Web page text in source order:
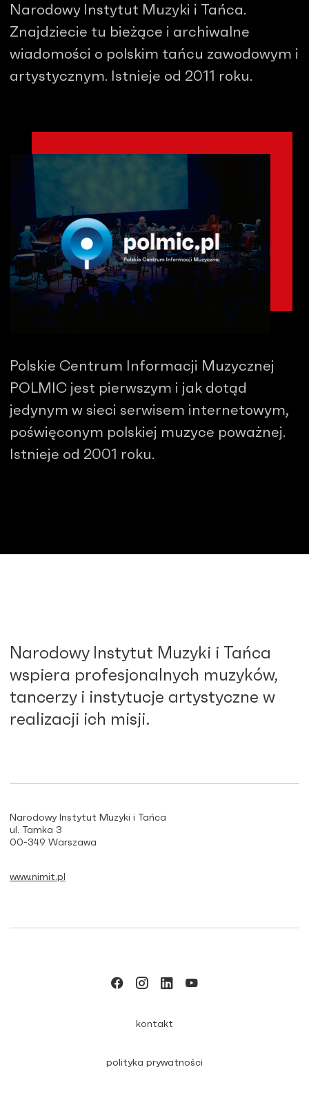
Narodowy Instytut Muzyki i Tańca.
Znajdziecie tu bieżące i archiwalne
wiadomości o polskim tańcu zawodowym i
artystycznym. Istnieje od 2011 roku.
Polskie Centrum Informacji Muzycznej
POLMIC jest pierwszym i jak dotąd
jedynym w sieci serwisem internetowym,
poświęconym polskiej muzyce poważnej.
Istnieje od 2001 roku.
Narodowy Instytut Muzyki i Tańca
wspiera profesjonalnych muzyków,
tancerzy i instytucje artystyczne w
realizacji ich misji.
Narodowy Instytut Muzyki i Tańca
ul. Tamka 3
00-349 Warszawa
www.nimit.pl
kontakt
polityka prywatności